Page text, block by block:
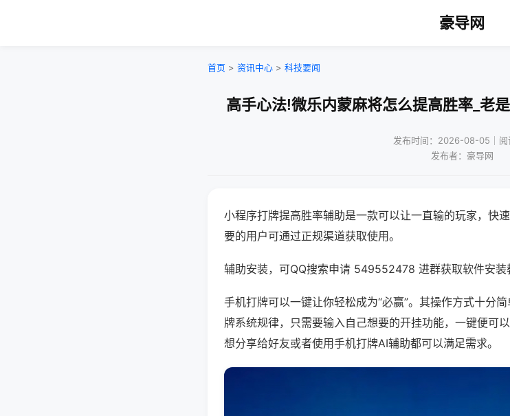
豪导网
首页 > 资讯中心 > 科技要闻
高手心法!微乐内蒙麻将怎么提高胜率_老
发布时间：2026-08-05｜阅
发布者：豪导网
小程序打牌提高胜率辅助是一款可以让一直输的玩家，快
要的用户可通过正规渠道获取使用。
辅助安装，可QQ搜索申请 549552478 进群获取软件安装
手机打牌可以一键让你轻松成为“必赢”。其操作方式十分
牌系统规律，只需要输入自己想要的开挂功能，一键便可
想分享给好友或者使用手机打牌AI辅助都可以满足需求。